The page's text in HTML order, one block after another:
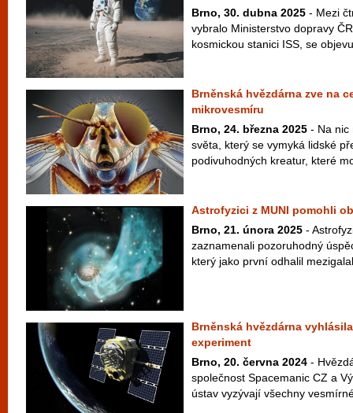
Brno, 30. dubna 2025 - Mezi
vybralo Ministerstvo dopravy
kosmickou stanici ISS, se
Brněnská hvězdárna zve na
mikrovesmíru
Brno, 24. března 2025 - Na nic
světa, který se vymyká lidské
podivuhodných kreatur, které
Astrofyzici z MUNI pomohli
Brno, 21. února 2025 -
zaznamenali pozoruhodný
který jako první odhalil
Brněnská hvězdárna
experiment
Brno, 20. června 2024 -
společnost Spacemanic CZ a
ústav vyzývají všechny